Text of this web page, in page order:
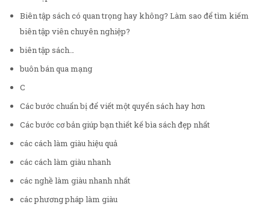
Biên tập sách có quan trọng hay không? Làm sao để tìm kiếm
biên tập viên chuyên nghiệp?
biên tập sách…
buôn bán qua mạng
C
Các bước chuẩn bị để viết một quyển sách hay hơn
Các bước cơ bản giúp bạn thiết kế bìa sách đẹp nhất
các cách làm giàu hiệu quả
các cách làm giàu nhanh
các nghề làm giàu nhanh nhất
các phương pháp làm giàu